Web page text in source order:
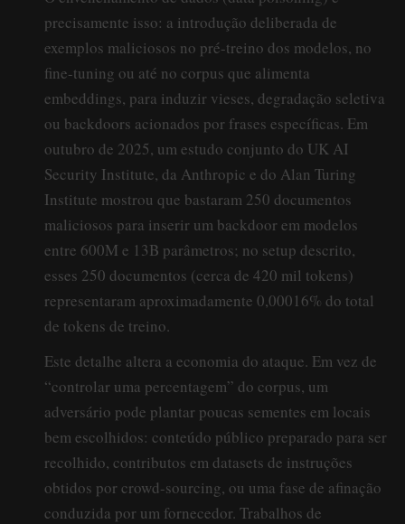
precisamente isso: a introdução deliberada de
exemplos maliciosos no pré-treino dos modelos, no
fine-tuning ou até no corpus que alimenta
embeddings, para induzir vieses, degradação seletiva
ou backdoors acionados por frases específicas. Em
outubro de 2025, um estudo conjunto do UK AI
Security Institute, da Anthropic e do Alan Turing
Institute mostrou que bastaram 250 documentos
maliciosos para inserir um backdoor em modelos
entre 600M e 13B parâmetros; no setup descrito,
esses 250 documentos (cerca de 420 mil tokens)
representaram aproximadamente 0,00016% do total
de tokens de treino.
Este detalhe altera a economia do ataque. Em vez de
“controlar uma percentagem” do corpus, um
adversário pode plantar poucas sementes em locais
bem escolhidos: conteúdo público preparado para ser
recolhido, contributos em datasets de instruções
obtidos por crowd-sourcing, ou uma fase de afinação
conduzida por um fornecedor. Trabalhos de